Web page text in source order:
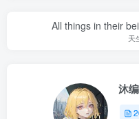
All things in their
天
沐